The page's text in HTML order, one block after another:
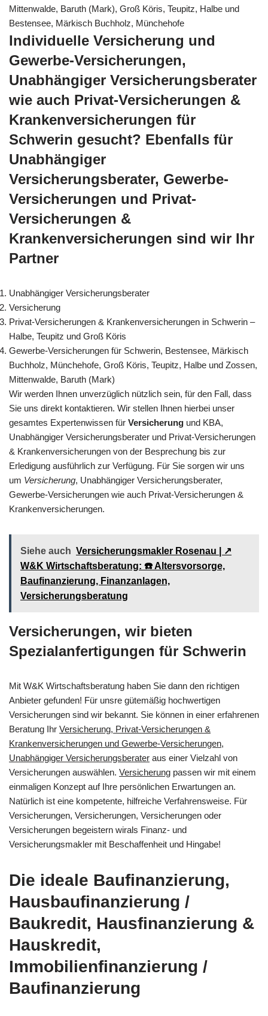
Mittenwalde, Baruth (Mark), Groß Köris, Teupitz, Halbe und
Bestensee, Märkisch Buchholz, Münchehofe
Individuelle Versicherung und
Gewerbe-Versicherungen,
Unabhängiger Versicherungsberater
wie auch Privat-Versicherungen &
Krankenversicherungen für
Schwerin gesucht? Ebenfalls für
Unabhängiger
Versicherungsberater, Gewerbe-
Versicherungen und Privat-
Versicherungen &
Krankenversicherungen sind wir Ihr
Partner
Unabhängiger Versicherungsberater
Versicherung
Privat-Versicherungen & Krankenversicherungen in Schwerin –
Halbe, Teupitz und Groß Köris
Gewerbe-Versicherungen für Schwerin, Bestensee, Märkisch
Buchholz, Münchehofe, Groß Köris, Teupitz, Halbe und Zossen,
Mittenwalde, Baruth (Mark)
Wir werden Ihnen unverzüglich nützlich sein, für den Fall, dass
Sie uns direkt kontaktieren. Wir stellen Ihnen hierbei unser
gesamtes Expertenwissen für Versicherung und KBA,
Unabhängiger Versicherungsberater und Privat-Versicherungen
& Krankenversicherungen von der Besprechung bis zur
Erledigung ausführlich zur Verfügung. Für Sie sorgen wir uns
um Versicherung, Unabhängiger Versicherungsberater,
Gewerbe-Versicherungen wie auch Privat-Versicherungen &
Krankenversicherungen.
Siehe auch Versicherungsmakler Rosenau | ↗️
W&K Wirtschaftsberatung: ☎️ Altersvorsorge,
Baufinanzierung, Finanzanlagen,
Versicherungsberatung
Versicherungen, wir bieten
Spezialanfertigungen für Schwerin
Mit W&K Wirtschaftsberatung haben Sie dann den richtigen
Anbieter gefunden! Für unsre gütemäßig hochwertigen
Versicherungen sind wir bekannt. Sie können in einer erfahrenen
Beratung Ihr Versicherung, Privat-Versicherungen &
Krankenversicherungen und Gewerbe-Versicherungen,
Unabhängiger Versicherungsberater aus einer Vielzahl von
Versicherungen auswählen. Versicherung passen wir mit einem
einmaligen Konzept auf Ihre persönlichen Erwartungen an.
Natürlich ist eine kompetente, hilfreiche Verfahrensweise. Für
Versicherungen, Versicherungen, Versicherungen oder
Versicherungen begeistern wirals Finanz- und
Versicherungsmakler mit Beschaffenheit und Hingabe!
Die ideale Baufinanzierung,
Hausbaufinanzierung /
Baukredit, Hausfinanzierung &
Hauskredit,
Immobilienfinanzierung /
Baufinanzierung